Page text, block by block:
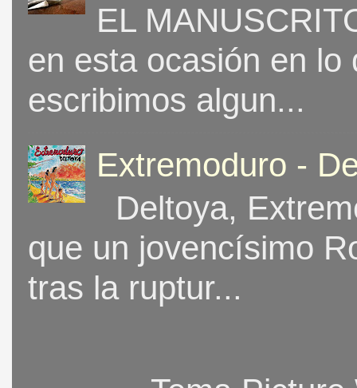
EL
en esta ocasión en
escribimos algun...
Extremoduro -
Deltoya,
que un jovencísimo
tras la ruptur...